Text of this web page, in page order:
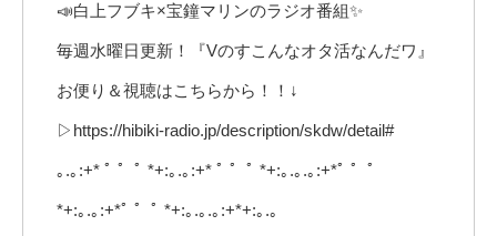
📣白上フブキ×宝鐘マリンのラジオ番組✨
毎週水曜日更新！『Vのすこんなオタ活なんだワ』
お便り＆視聴はこちらから！！↓
▷https://hibiki-radio.jp/description/skdw/detail#
｡.｡:+* ﾟ ゜ﾟ *+:｡.｡:+* ﾟ ゜ﾟ *+:｡.｡.｡:+*ﾟ ゜ﾟ
*+:｡.｡:+*ﾟ ゜ﾟ *+:｡.｡.｡:+*+:｡.｡